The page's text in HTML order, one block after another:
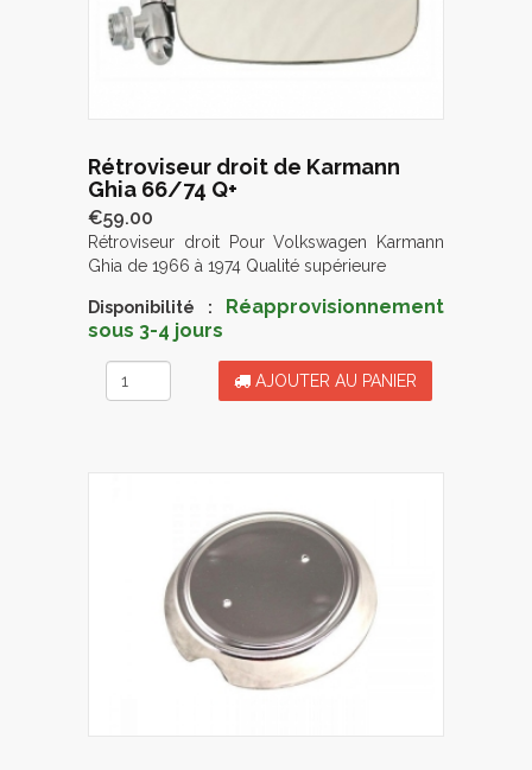
Rétroviseur droit de Karmann
Ghia 66/74 Q+
€59.00
Rétroviseur droit Pour Volkswagen Karmann
Ghia de 1966 à 1974 Qualité supérieure
Disponibilité :
Réapprovisionnement
sous 3-4 jours
AJOUTER AU PANIER